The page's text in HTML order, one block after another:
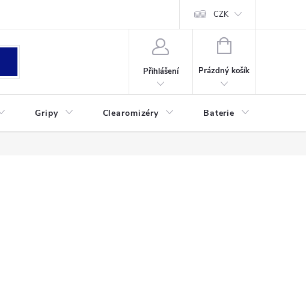
CZK
Přihlášení
NÁKUPNÍ
Prázdný košík
Gripy Clearomizéry Baterie